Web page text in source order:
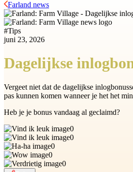
Farland news
#Tips
juni 23, 2026
Dagelijkse
Vergeet niet dat de dagelijkse
pas kunnen komen wanneer je het het
Heb je je bonus vandaag al geclaimd?
0
0
0
0
0